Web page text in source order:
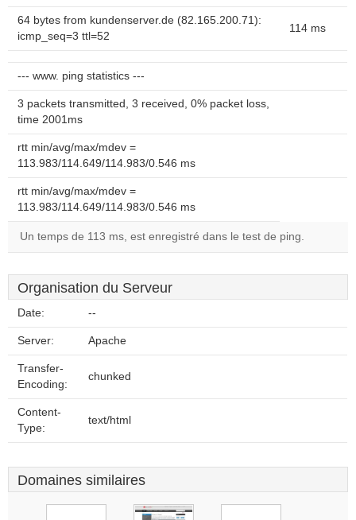
64 bytes from kundenserver.de (82.165.200.71):
icmp_seq=3 ttl=52
114 ms
--- www. ping statistics ---
3 packets transmitted, 3 received, 0% packet loss,
time 2001ms
rtt min/avg/max/mdev =
113.983/114.649/114.983/0.546 ms
rtt min/avg/max/mdev =
113.983/114.649/114.983/0.546 ms
Un temps de 113 ms, est enregistré dans le test de ping.
Organisation du Serveur
Date: --
Server: Apache
Transfer-
Encoding:
chunked
Content-
Type:
text/html
Domaines similaires